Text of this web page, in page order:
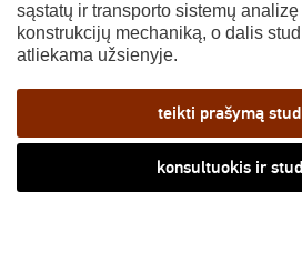
sąstatų ir transporto sistemų
konstrukcijų mechaniką, o dalis
atliekama užsienyje.
teikti prašymą
konsultuokis ir